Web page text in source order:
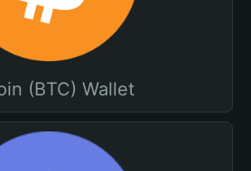
(BTC) Wallet